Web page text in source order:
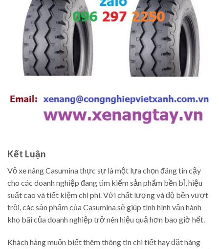
Kết Luận
Vỏ xe nâng Casumina thực sự là một lựa chọn đáng tin cậy
cho các doanh nghiệp đang tìm kiếm sản phẩm bền bỉ, hiệu
suất cao và tiết kiệm chi phí. Với chất lượng và độ bền vượt
trội, các sản phẩm của Casumina sẽ giúp tình hình vận hành
kho bãi của doanh nghiệp trở nên hiệu quả hơn bao giờ hết.
Khách hàng muốn biết thêm thông tin chi tiết hay đặt hàng